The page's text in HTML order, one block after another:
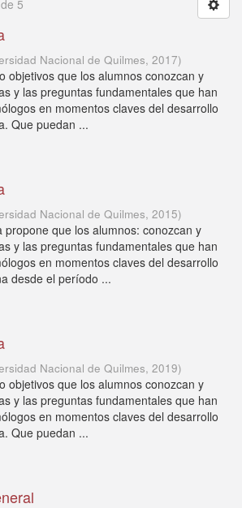
5
Nacional de Quilmes, 2017)
objetivos que los alumnos conozcan y
y las preguntas fundamentales que han
en momentos claves del desarrollo
Que puedan ...
Nacional de Quilmes, 2015)
propone que los alumnos: conozcan y
y las preguntas fundamentales que han
en momentos claves del desarrollo
desde el período ...
Nacional de Quilmes, 2019)
objetivos que los alumnos conozcan y
y las preguntas fundamentales que han
en momentos claves del desarrollo
Que puedan ...